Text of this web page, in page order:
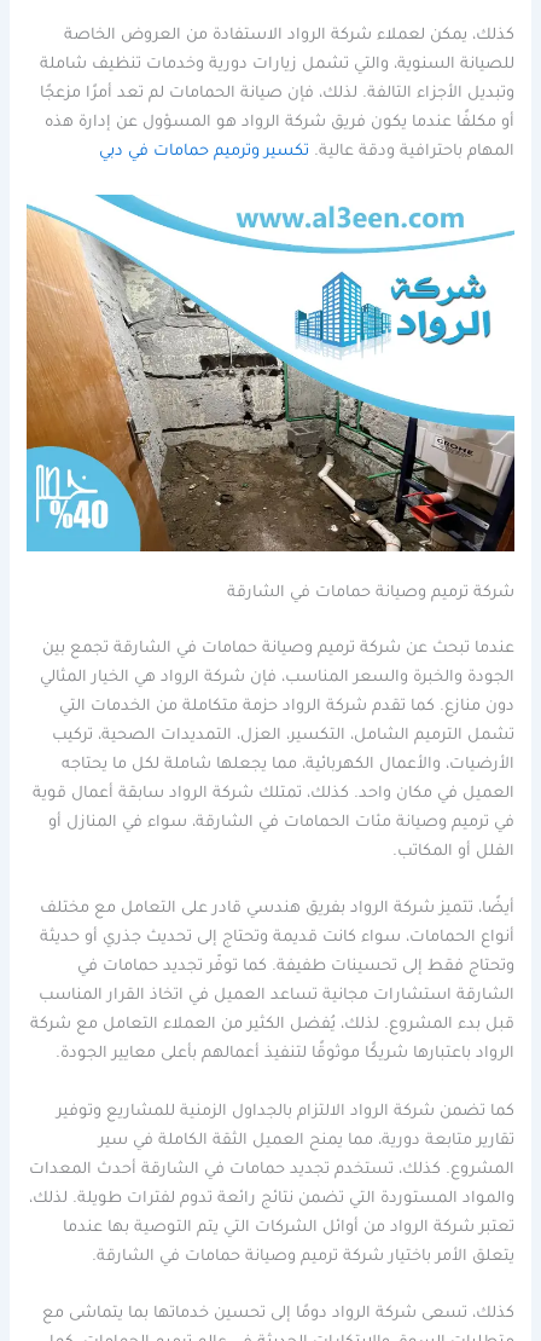
كذلك، يمكن لعملاء شركة الرواد الاستفادة من العروض الخاصة
للصيانة السنوية، والتي تشمل زيارات دورية وخدمات تنظيف شاملة
وتبديل الأجزاء التالفة. لذلك، فإن صيانة الحمامات لم تعد أمرًا مزعجًا
أو مكلفًا عندما يكون فريق شركة الرواد هو المسؤول عن إدارة هذه
المهام باحترافية ودقة عالية. تكسير وترميم حمامات في دبي
شركة ترميم وصيانة حمامات في الشارقة
عندما تبحث عن شركة ترميم وصيانة حمامات في الشارقة تجمع بين
الجودة والخبرة والسعر المناسب، فإن شركة الرواد هي الخيار المثالي
دون منازع. كما تقدم شركة الرواد حزمة متكاملة من الخدمات التي
تشمل الترميم الشامل، التكسير، العزل، التمديدات الصحية، تركيب
الأرضيات، والأعمال الكهربائية، مما يجعلها شاملة لكل ما يحتاجه
العميل في مكان واحد. كذلك، تمتلك شركة الرواد سابقة أعمال قوية
في ترميم وصيانة مئات الحمامات في الشارقة، سواء في المنازل أو
الفلل أو المكاتب.
أيضًا، تتميز شركة الرواد بفريق هندسي قادر على التعامل مع مختلف
أنواع الحمامات، سواء كانت قديمة وتحتاج إلى تحديث جذري أو حديثة
وتحتاج فقط إلى تحسينات طفيفة. كما توفّر تجديد حمامات في
الشارقة استشارات مجانية تساعد العميل في اتخاذ القرار المناسب
قبل بدء المشروع. لذلك، يُفضل الكثير من العملاء التعامل مع شركة
الرواد باعتبارها شريكًا موثوقًا لتنفيذ أعمالهم بأعلى معايير الجودة.
كما تضمن شركة الرواد الالتزام بالجداول الزمنية للمشاريع وتوفير
تقارير متابعة دورية، مما يمنح العميل الثقة الكاملة في سير
المشروع. كذلك، تستخدم تجديد حمامات في الشارقة أحدث المعدات
والمواد المستوردة التي تضمن نتائج رائعة تدوم لفترات طويلة. لذلك،
تعتبر شركة الرواد من أوائل الشركات التي يتم التوصية بها عندما
يتعلق الأمر باختيار شركة ترميم وصيانة حمامات في الشارقة.
كذلك، تسعى شركة الرواد دومًا إلى تحسين خدماتها بما يتماشى مع